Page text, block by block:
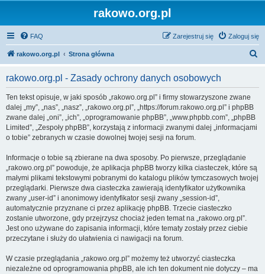
rakowo.org.pl
FAQ Zaloguj się
Zarejestruj się
rakowo.org.pl Strona główna
rakowo.org.pl - Zasady ochrony danych osobowych
Ten tekst opisuje, w jaki sposób „rakowo.org.pl” i firmy stowarzyszone zwane
dalej „my”, „nas”, „nasz”, „rakowo.org.pl”, „https://forum.rakowo.org.pl” i phpBB
zwane dalej „oni”, „ich”, „oprogramowanie phpBB”, „www.phpbb.com”, „phpBB
Limited”, „Zespoły phpBB”, korzystają z informacji zwanymi dalej „informacjami
o tobie” zebranych w czasie dowolnej twojej sesji na forum.
Informacje o tobie są zbierane na dwa sposoby. Po pierwsze, przeglądanie
„rakowo.org.pl” powoduje, że aplikacja phpBB tworzy kilka ciasteczek, które są
małymi plikami tekstowymi pobranymi do katalogu plików tymczasowych twojej
przeglądarki. Pierwsze dwa ciasteczka zawierają identyfikator użytkownika
zwany „user-id” i anonimowy identyfikator sesji zwany „session-id”,
automatycznie przyznane ci przez aplikację phpBB. Trzecie ciasteczko
zostanie utworzone, gdy przejrzysz chociaż jeden temat na „rakowo.org.pl”.
Jest ono używane do zapisania informacji, które tematy zostały przez ciebie
przeczytane i służy do ułatwienia ci nawigacji na forum.
W czasie przeglądania „rakowo.org.pl” możemy też utworzyć ciasteczka
niezależne od oprogramowania phpBB, ale ich ten dokument nie dotyczy – ma